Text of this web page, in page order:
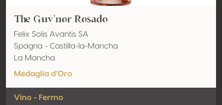
The Guv'nor Rosado
Felix Solis Avantis SA
Spagna - Castilla-la-Mancha
La Mancha
Medaglia d'Oro
Vino - Fermo